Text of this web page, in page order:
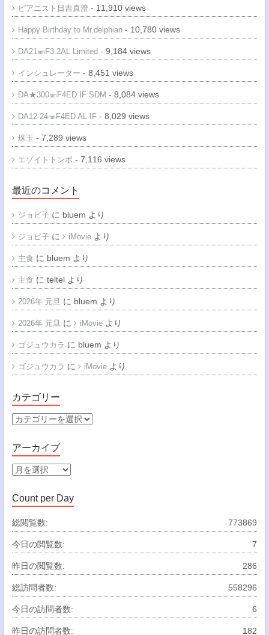
ピアニスト日吉真澄 - 11,910 views
Happy Birthday to Mr.delphian- 10,780 views
DA21㎜F3.2AL Limited- 9,184 views
インシュレーター - 8,451 views
DA★300㎜F4ED IF SDM - 8,084 views
DA12-24㎜F4ED AL IF- 8,029 views
珠玉 - 7,289 views
エゾイトトンボ - 7,116 views
最近のコメント
ジョビ子 に bluem より
ジョビ子 に iMovieより
主食 に bluem より
主食 に teltelより
2026年 元旦 に bluem より
2026年 元旦 に iMovieより
ゴジュウカラ に bluem より
ゴジュウカラ に iMovieより
カテゴリー
カ
ゴ
リ
ー
アーカイブ
ア
カ
イ
ブ
Count per Day
773869
総閲覧数:
7
今日の閲覧数:
286
昨日の閲覧数:
558296
総訪問者数:
6
今日の訪問者数:
182
昨日の訪問者数: